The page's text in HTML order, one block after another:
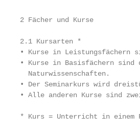
2 Fächer und Kurse
2.1 Kursarten *
• Kurse in Leistungsfächern
• Kurse in Basisfächern sind
  Naturwissenschaften.
• Der Seminarkurs wird
• Alle anderen Kurse sind
* Kurs = Unterricht in einem